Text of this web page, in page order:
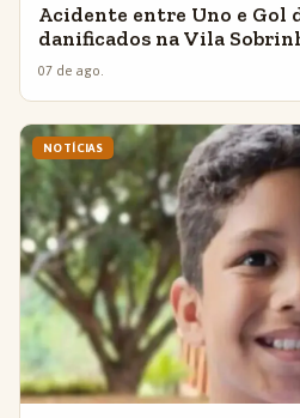
Acidente entre Uno e Gol
danificados na Vila
07 de ago.
NOTÍCIAS